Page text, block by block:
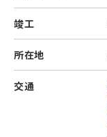
竣工
所在地
交通